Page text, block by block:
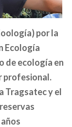
por la
Ecología
de ecología en
profesional.
Tragsatec y el